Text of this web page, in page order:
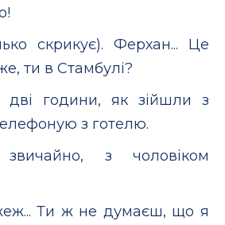
скрикує). Ферхан... Це
ти в Стамбулі?
години, як зійшли з
з готелю.
з чоловіком
Ти ж не думаєш, що я